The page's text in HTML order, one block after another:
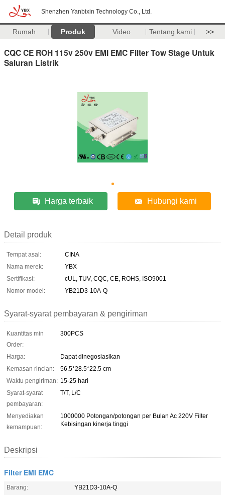
Shenzhen Yanbixin Technology Co., Ltd.
Rumah Produk Video Tentang kami >>
CQC CE ROH 115v 250v EMI EMC Filter Tow Stage Untuk
Saluran Listrik
Harga terbaik Hubungi kami
Detail produk
Tempat asal:
CINA
Nama merek:
YBX
Sertifikasi:
cUL, TUV, CQC, CE, ROHS, ISO9001
Nomor model:
YB21D3-10A-Q
Syarat-syarat pembayaran & pengiriman
Kuantitas min
Order:
300PCS
Harga:
Dapat dinegosiasikan
Kemasan rincian:
56.5*28.5*22.5 cm
Waktu pengiriman: 15-25 hari
Syarat-syarat
pembayaran:
T/T, L/C
Menyediakan
kemampuan:
1000000 Potongan/potongan per Bulan Ac 220V Filter
Kebisingan kinerja tinggi
Deskripsi
Filter EMI EMC
Barang:
YB21D3-10A-Q